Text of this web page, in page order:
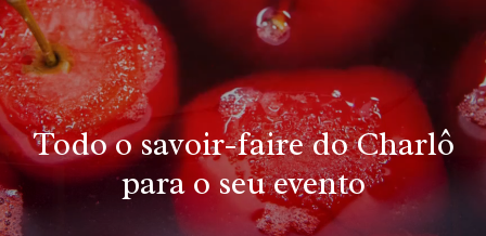
Todo o savoir-faire do Charlô
para o seu evento